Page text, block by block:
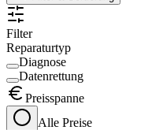
Filter
Reparaturtyp
Diagnose
Datenrettung
Preisspanne
Alle Preise